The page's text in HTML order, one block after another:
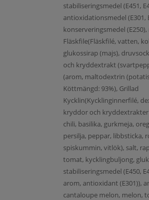
stabiliseringsmedel (E451,
antioxidationsmedel (E301,
konserveringsmedel
Fläskfile(Fläskfilé, vatten,
glukossirap (majs),
och kryddextrakt
(arom, maltodextrin
Köttmängd: 93%), Grillad
Kycklin(Kycklinginnerfilé,
kryddor och kryddextrakter
chili, basilika, gurkmeja,
persilja, peppar, libbsticka,
spiskummin, vitlök), salt,
tomat, kycklingbuljong,
stabiliseringsmedel (E450,
arom, antioxidant (E301)),
cantaloupe melon, melon,